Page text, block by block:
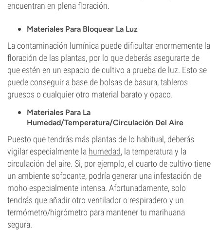
encuentran en plena floración.
Materiales Para Bloquear La Luz
La contaminación lumínica puede dificultar enormemente la
floración de las plantas, por lo que deberás asegurarte de
que estén en un espacio de cultivo a prueba de luz. Esto se
puede conseguir a base de bolsas de basura, tableros
gruesos o cualquier otro material barato y opaco.
Materiales Para La
Humedad/Temperatura/Circulación Del Aire
Puesto que tendrás más plantas de lo habitual, deberás
vigilar especialmente la humedad, la temperatura y la
circulación del aire. Si, por ejemplo, el cuarto de cultivo tiene
un ambiente sofocante, podría generar una infestación de
moho especialmente intensa. Afortunadamente, solo
tendrás que añadir otro ventilador o respiradero y un
termómetro/higrómetro para mantener tu marihuana
segura.